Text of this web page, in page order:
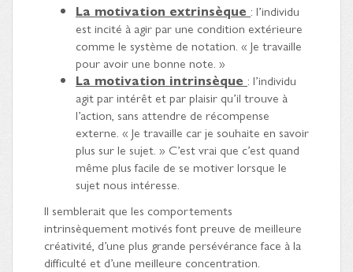
La motivation extrinsèque : l’individu
est incité à agir par une condition extérieure
comme le système de notation. « Je travaille
pour avoir une bonne note. »
La motivation intrinsèque : l’individu
agit par intérêt et par plaisir qu’il trouve à
l’action, sans attendre de récompense
externe. « Je travaille car je souhaite en savoir
plus sur le sujet. » C’est vrai que c’est quand
même plus facile de se motiver lorsque le
sujet nous intéresse.
Il semblerait que les comportements
intrinsèquement motivés font preuve de meilleure
créativité, d’une plus grande persévérance face à la
difficulté et d’une meilleure concentration.